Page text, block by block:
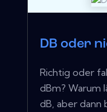
DB oder
Richtig oder
dBm? Warum
dB, aber dann